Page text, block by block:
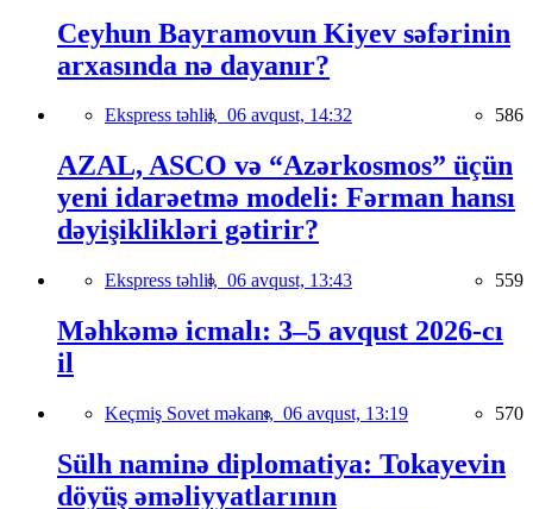
Ceyhun Bayramovun Kiyev səfərinin
arxasında nə dayanır?
Ekspress təhlil, 06 avqust, 14:32 586
AZAL, ASCO və “Azərkosmos” üçün
yeni idarəetmə modeli: Fərman hansı
dəyişiklikləri gətirir?
Ekspress təhlil, 06 avqust, 13:43 559
Məhkəmə icmalı: 3–5 avqust 2026-cı
il
Keçmiş Sovet məkanı, 06 avqust, 13:19 570
Sülh naminə diplomatiya: Tokayevin
döyüş əməliyyatlarının